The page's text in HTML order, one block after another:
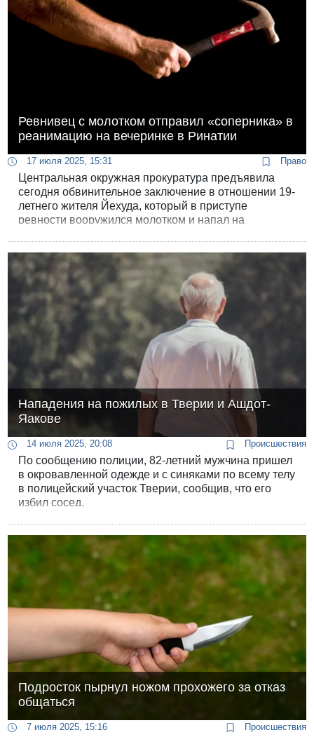
Ревнивец с молотком отправил «соперника» в
реанимацию на вечеринке в Ринатии
17 июля 2025, 15:31 Право
Центральная окружная прокуратура предъявила
сегодня обвинительное заключение в отношении 19-
летнего жителя Йехуда, который в приступе
ревности вооружился молотком и напал на
Нападения на пожилых в Тверии и Ашдот-
Яакове
14 июля 2025, 20:08 Происшествия
По сообщению полиции, 82-летний мужчина пришел
в окровавленной одежде и с синяками по всему телу
в полицейский участок Тверии, сообщив, что его
избил сосед.
Подросток пырнул ножом прохожего за отказ
общаться
7 июля 2025, 15:16 Происшествия